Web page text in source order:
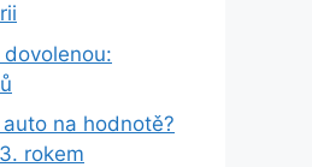
na hodnotě?
rokem